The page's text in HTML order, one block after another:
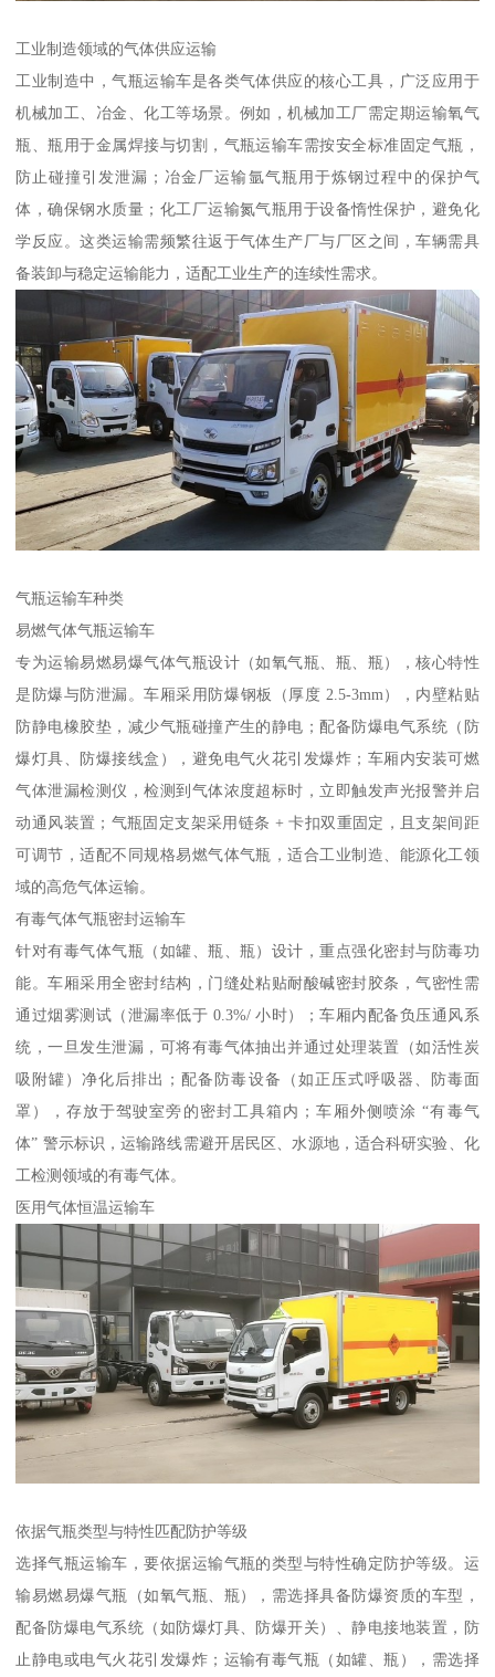
工业制造领域的气体供应运输​
工业制造中，气瓶运输车是各类气体供应的核心工具，广泛应用于
机械加工、冶金、化工等场景。例如，机械加工厂需定期运输氧气
瓶、瓶用于金属焊接与切割，气瓶运输车需按安全标准固定气瓶，
防止碰撞引发泄漏；冶金厂运输氩气瓶用于炼钢过程中的保护气
体，确保钢水质量；化工厂运输氮气瓶用于设备惰性保护，避免化
学反应。这类运输需频繁往返于气体生产厂与厂区之间，车辆需具
备装卸与稳定运输能力，适配工业生产的连续性需求。​
气瓶运输车种类​
易燃气体气瓶运输车​
专为运输易燃易爆气体气瓶设计（如氧气瓶、瓶、瓶），核心特性
是防爆与防泄漏。车厢采用防爆钢板（厚度 2.5-3mm），内壁粘贴
防静电橡胶垫，减少气瓶碰撞产生的静电；配备防爆电气系统（防
爆灯具、防爆接线盒），避免电气火花引发爆炸；车厢内安装可燃
气体泄漏检测仪，检测到气体浓度超标时，立即触发声光报警并启
动通风装置；气瓶固定支架采用链条 + 卡扣双重固定，且支架间距
可调节，适配不同规格易燃气体气瓶，适合工业制造、能源化工领
域的高危气体运输。​
有毒气体气瓶密封运输车​
针对有毒气体气瓶（如罐、瓶、瓶）设计，重点强化密封与防毒功
能。车厢采用全密封结构，门缝处粘贴耐酸碱密封胶条，气密性需
通过烟雾测试（泄漏率低于 0.3%/ 小时）；车厢内配备负压通风系
统，一旦发生泄漏，可将有毒气体抽出并通过处理装置（如活性炭
吸附罐）净化后排出；配备防毒设备（如正压式呼吸器、防毒面
罩），存放于驾驶室旁的密封工具箱内；车厢外侧喷涂 “有毒气
体” 警示标识，运输路线需避开居民区、水源地，适合科研实验、化
工检测领域的有毒气体。​
医用气体恒温运输车​
依据气瓶类型与特性匹配防护等级​
选择气瓶运输车，要依据运输气瓶的类型与特性确定防护等级。运
输易燃易爆气瓶（如氧气瓶、瓶），需选择具备防爆资质的车型，
配备防爆电气系统（如防爆灯具、防爆开关）、静电接地装置，防
止静电或电气火花引发爆炸；运输有毒气瓶（如罐、瓶），需选择